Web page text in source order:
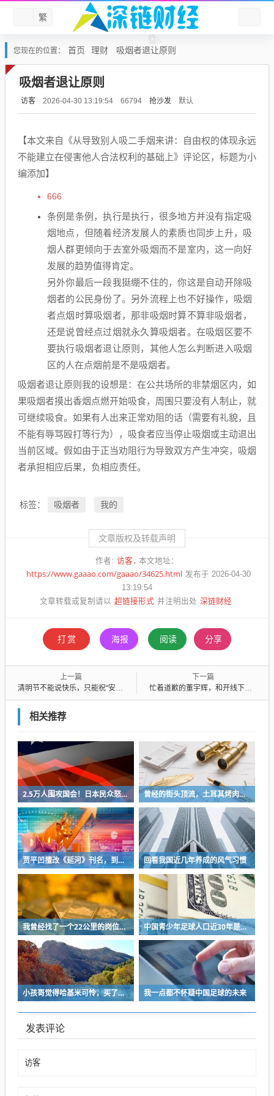
繁
您现在的位置： 首页 理财 吸烟者退让原则
吸烟者退让原则
访客 2026-04-30 13:19:54 66794 抢沙发 默认
【本文来自《从导致别人吸二手烟来讲：自由权的体现永远
不能建立在侵害他人合法权利的基础上》评论区，标题为小
编添加】
666
条例是条例，执行是执行，很多地方并没有指定吸
烟地点，但随着经济发展人的素质也同步上升，吸
烟人群更倾向于去室外吸烟而不是室内，这一向好
发展的趋势值得肯定。
另外你最后一段我挺绷不住的，你这是自动开除吸
烟者的公民身份了。另外流程上也不好操作，吸烟
者点烟时算吸烟者，那非吸烟时算不算非吸烟者，
还是说曾经点过烟就永久算吸烟者。在吸烟区要不
要执行吸烟者退让原则，其他人怎么判断进入吸烟
区的人在点烟前是不是吸烟者。
吸烟者退让原则我的设想是：在公共场所的非禁烟区内，如
果吸烟者摸出香烟点燃开始吸食，周围只要没有人制止，就
可继续吸食。如果有人出来正常劝阻的话（需要有礼貌，且
不能有辱骂殴打等行为），吸食者应当停止吸烟或主动退出
当前区域。假如由于正当劝阻行为导致双方产生冲突，吸烟
者承担相应后果，负相应责任。
标签： 吸烟者 我的
文章版权及转载声明
作者: 访客 本文地址：
https://www.gaaao.com/gaaao/34625.html 发布于 2026-04-30
13:19:54
文章转载或复制请以 超链接形式 并注明出处 深链财经
打赏 海报 阅读 分享
上一篇
清明节不能说快乐，只能祝“安康”？答案令人意外…
下一篇
忙着道歉的董宇辉，和开线下超市的俞敏洪，渐行渐远
相关推荐
2.5万人围攻国会！日本民众怒了：让她下台！ 曾经的街头顶流，土耳其烤肉为什么消失了？
贾平凹擅改《延河》刊名，到底错在哪里？这三点才是问题的关键 回看我国近几年养成的风气习惯
我曾经找了一个22公里的岗位，坚持了2个星期就坚持不下去了 中国青少年足球人口近30年是断崖式下降
小孩哥觉得哈基米可怜，买了火腿肠喂哈基米，结果哈基米直接叼走他的鹦鹉… 我一点都不怀疑中国足球的未来
发表评论